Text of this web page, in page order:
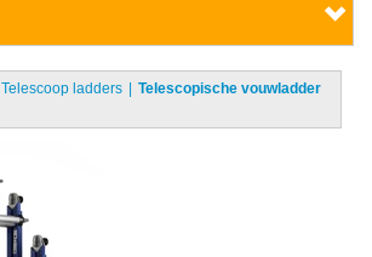
Telescoop ladders
Telescopische vouwladder